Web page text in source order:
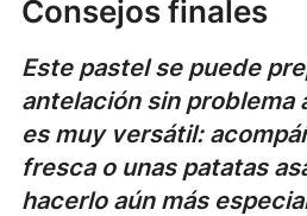
Consejos finales
Este pastel se puede
antelación sin problema
es muy versátil:
fresca o unas patatas
hacerlo aún más